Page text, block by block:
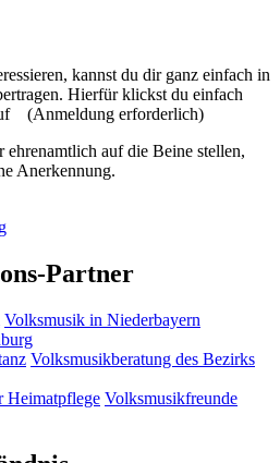
kannst du dir ganz einfach in
Hierfür klickst du einfach
(Anmeldung erforderlich)
auf die Beine stellen,
Anerkennung.
Partner
Volksmusik in Niederbayern
Volksmusikberatung des Bezirks
Heimatpflege Volksmusikfreunde